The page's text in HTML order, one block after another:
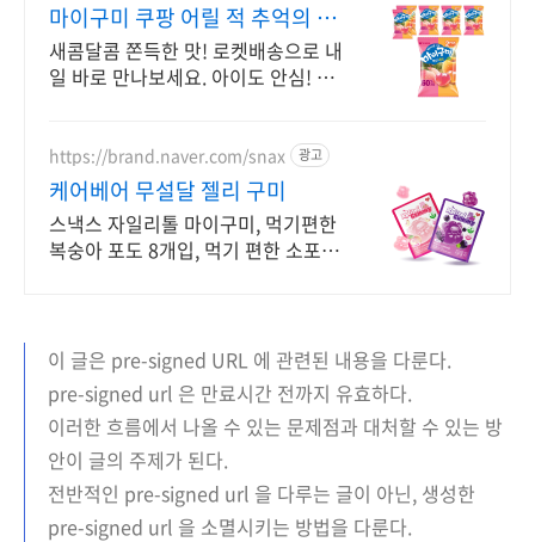
마이구미 쿠팡 어릴 적 추억의 간
식
새콤달콤 쫀득한 맛! 로켓배송으로 내
일 바로 만나보세요. 아이도 안심! 치
https://brand.naver.com/snax 광고
케어베어 무설달 젤리 구미
스낵스 자일리톨 마이구미, 먹기편한
복숭아 포도 8개입, 먹기 편한 소포장
이 글은 pre-signed URL 에 관련된 내용을 다룬다.
pre-signed url 은 만료시간 전까지 유효하다.
이러한 흐름에서 나올 수 있는 문제점과 대처할 수 있는 방
안이 글의 주제가 된다.
전반적인 pre-signed url 을 다루는 글이 아닌, 생성한
pre-signed url 을 소멸시키는 방법을 다룬다.